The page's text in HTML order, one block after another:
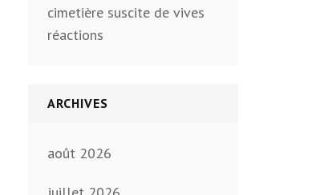
cimetière suscite de vives
réactions
ARCHIVES
août 2026